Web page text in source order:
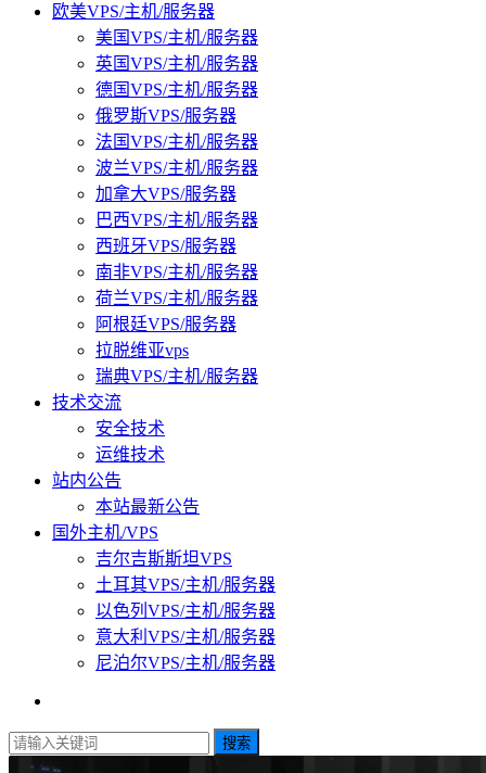
欧美VPS/主机/服务器
美国VPS/主机/服务器
英国VPS/主机/服务器
德国VPS/主机/服务器
俄罗斯VPS/服务器
法国VPS/主机/服务器
波兰VPS/主机/服务器
加拿大VPS/服务器
巴西VPS/主机/服务器
西班牙VPS/服务器
南非VPS/主机/服务器
荷兰VPS/主机/服务器
阿根廷VPS/服务器
拉脱维亚vps
瑞典VPS/主机/服务器
技术交流
安全技术
运维技术
站内公告
本站最新公告
国外主机/VPS
吉尔吉斯斯坦VPS
土耳其VPS/主机/服务器
以色列VPS/主机/服务器
意大利VPS/主机/服务器
尼泊尔VPS/主机/服务器
搜索